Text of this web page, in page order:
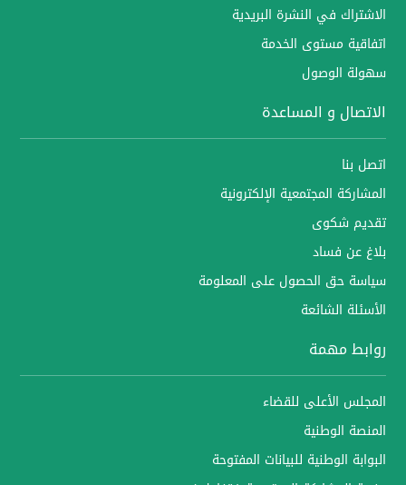
الاشتراك في النشرة البريدية
اتفاقية مستوى الخدمة
سهولة الوصول
الاتصال و المساعدة
اتصل بنا
المشاركة المجتمعية الإلكترونية
تقديم شكوى
بلاغ عن فساد
سياسة حق الحصول على المعلومة
الأسئلة الشائعة
روابط مهمة
المجلس الأعلى للقضاء
المنصة الوطنية
البوابة الوطنية للبيانات المفتوحة